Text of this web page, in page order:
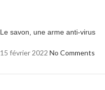
Le savon, une arme anti-virus
15 février 2022 No Comments